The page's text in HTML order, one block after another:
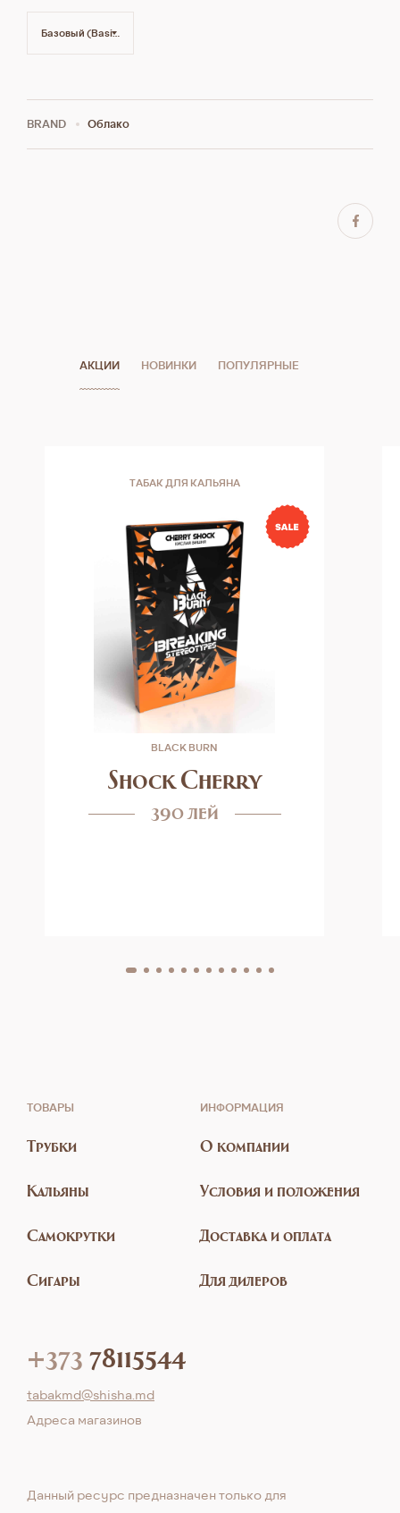
Базовый (Basic)
BRAND Облако
АКЦИИ НОВИНКИ ПОПУЛЯРНЫЕ
ТАБАК ДЛЯ КАЛЬЯНА
BLACK BURN
Shock Cherry
390 лей
ТОВАРЫ
Трубки
Кальяны
Самокрутки
Сигары
ИНФОРМАЦИЯ
О компании
Условия и положения
Доставка и оплата
Для дилеров
+373 78115544
tabakmd@shisha.md
Aдреса магазинов
Данный ресурс предназначен только для